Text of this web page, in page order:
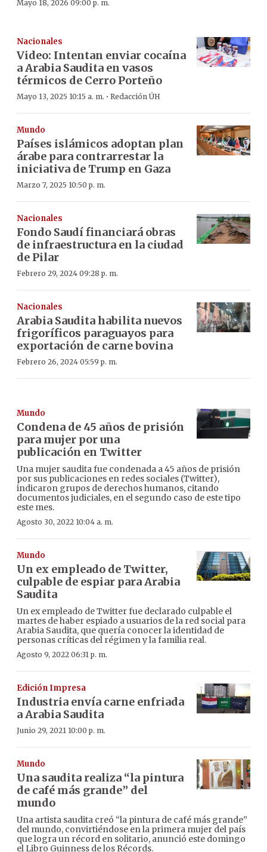
Mayo 18, 2026 09:00 p. m.
Nacionales
Video: Intentan enviar cocaína
a Arabia Saudita en vasos
térmicos de Cerro Porteño
Mayo 13, 2025 10:15 a. m. · Redacción ÚH
Mundo
Países islámicos adoptan plan
árabe para contrarrestar la
iniciativa de Trump en Gaza
Marzo 7, 2025 10:50 p. m.
Nacionales
Fondo Saudí financiará obras
de infraestructura en la ciudad
de Pilar
Febrero 29, 2024 09:28 p. m.
Nacionales
Arabia Saudita habilita nuevos
frigoríficos paraguayos para
exportación de carne bovina
Febrero 26, 2024 05:59 p. m.
Mundo
Condena de 45 años de prisión
para mujer por una
publicación en Twitter
Una mujer saudita fue condenada a 45 años de prisión
por sus publicaciones en redes sociales (Twitter),
indicaron grupos de derechos humanos, citando
documentos judiciales, en el segundo caso de este tipo
este mes.
Agosto 30, 2022 10:04 a. m.
Mundo
Un ex empleado de Twitter,
culpable de espiar para Arabia
Saudita
Un ex empleado de Twitter fue declarado culpable el
martes de haber espiado a usuarios de la red social para
Arabia Saudita, que quería conocer la identidad de
personas críticas del régimen y la familia real.
Agosto 9, 2022 06:31 p. m.
Edición Impresa
Industria envía carne enfriada
a Arabia Saudita
Junio 29, 2021 10:00 p. m.
Mundo
Una saudita realiza “la pintura
de café más grande” del
mundo
Una artista saudita creó “la pintura de café más grande”
del mundo, convirtiéndose en la primera mujer del país
que logra un récord en solitario, anunció este domingo
el Libro Guinness de los Récords.